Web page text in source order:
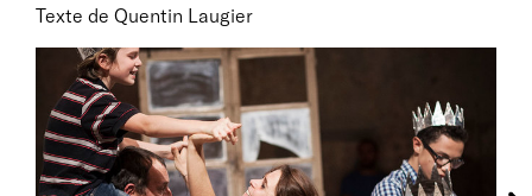
Texte de Quentin Laugier